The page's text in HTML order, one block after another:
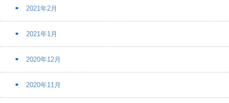
2021年2月
2021年1月
2020年12月
2020年11月